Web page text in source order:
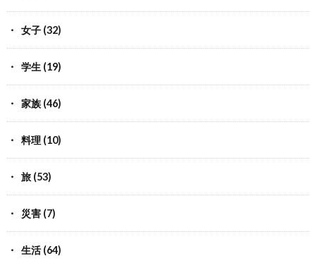
女子 (32)
学生 (19)
家族 (46)
料理 (10)
旅 (53)
災害 (7)
生活(64)